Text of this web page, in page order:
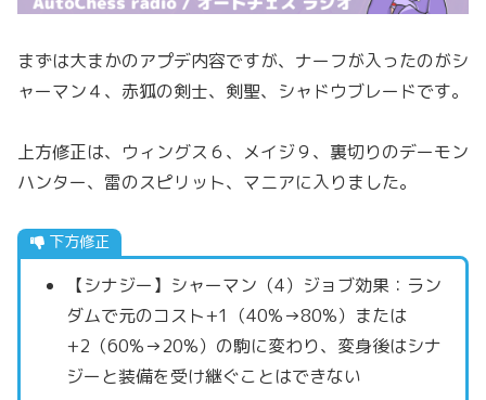
まずは大まかのアプデ内容ですが、ナーフが入ったのがシ
ャーマン４、赤狐の剣士、剣聖、シャドウブレードです。
上方修正は、ウィングス６、メイジ９、裏切りのデーモン
ハンター、雷のスピリット、マニアに入りました。
下方修正
【シナジー】シャーマン（4）ジョブ効果：ラン
ダムで元のコスト+1（40%→80%）または
+2（60%→20%）の駒に変わり、変身後はシナ
ジーと装備を受け継ぐことはできない